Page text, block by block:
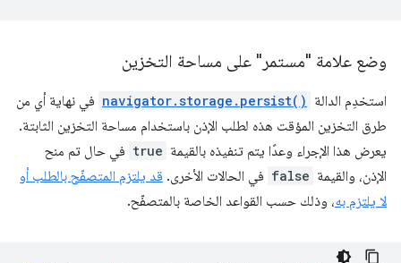
وضع علامة "مستمر" على مساحة التخزين
استخدِم الدالة navigator.storage.persist() في نهاية أي من
طرق التخزين المؤقت هذه لطلب الإذن باستخدام مساحة التخزين الثابتة.
يعرض هذا الإجراء وعدًا يتم تنفيذه بالقيمة true في حال تم منح
الإذن، والقيمة false في الحالات الأخرى. قد يلتزم المتصفّح بالطلب أو
لا يلتزم به، وذلك حسب القواعد الخاصة بالمتصفّح.